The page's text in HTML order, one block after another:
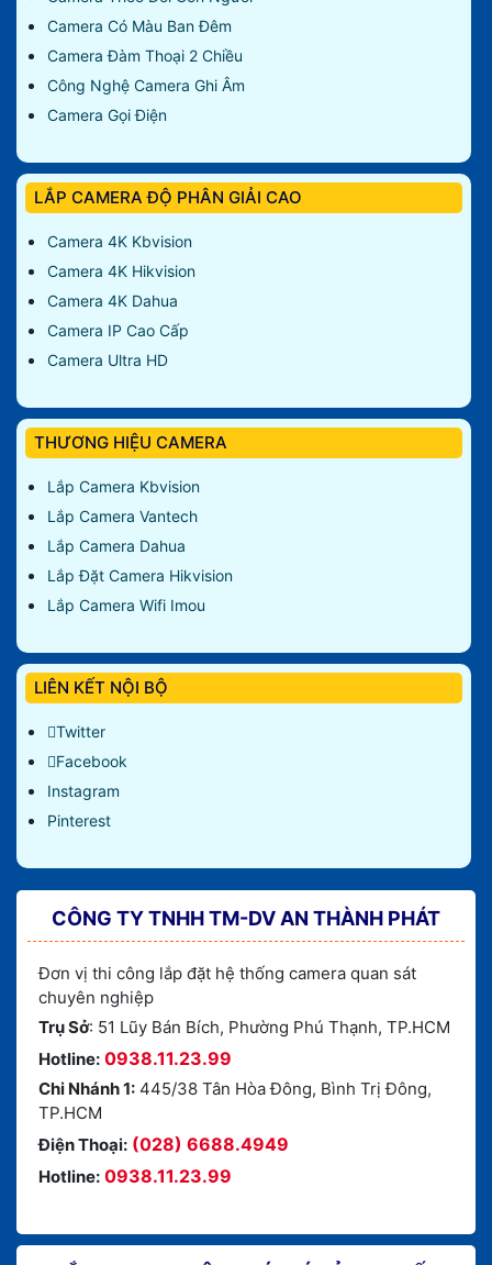
Camera Có Màu Ban Đêm
Camera Đàm Thoại 2 Chiều
Công Nghệ Camera Ghi Âm
Camera Gọi Điện
LẮP CAMERA ĐỘ PHÂN GIẢI CAO
Camera 4K Kbvision
Camera 4K Hikvision
Camera 4K Dahua
Camera IP Cao Cấp
Camera Ultra HD
THƯƠNG HIỆU CAMERA
Lắp Camera Kbvision
Lắp Camera Vantech
Lắp Camera Dahua
Lắp Đặt Camera Hikvision
Lắp Camera Wifi Imou
LIÊN KẾT NỘI BỘ
Twitter
Facebook
Instagram
Pinterest
CÔNG TY TNHH TM-DV AN THÀNH PHÁT
Đơn vị thi công lắp đặt hệ thống camera quan sát
chuyên nghiệp
Trụ Sở: 51 Lũy Bán Bích, Phường Phú Thạnh, TP.HCM
Hotline: 0938.11.23.99
Chi Nhánh 1: 445/38 Tân Hòa Đông, Bình Trị Đông,
TP.HCM
Điện Thoại: (028) 6688.4949
Hotline: 0938.11.23.99